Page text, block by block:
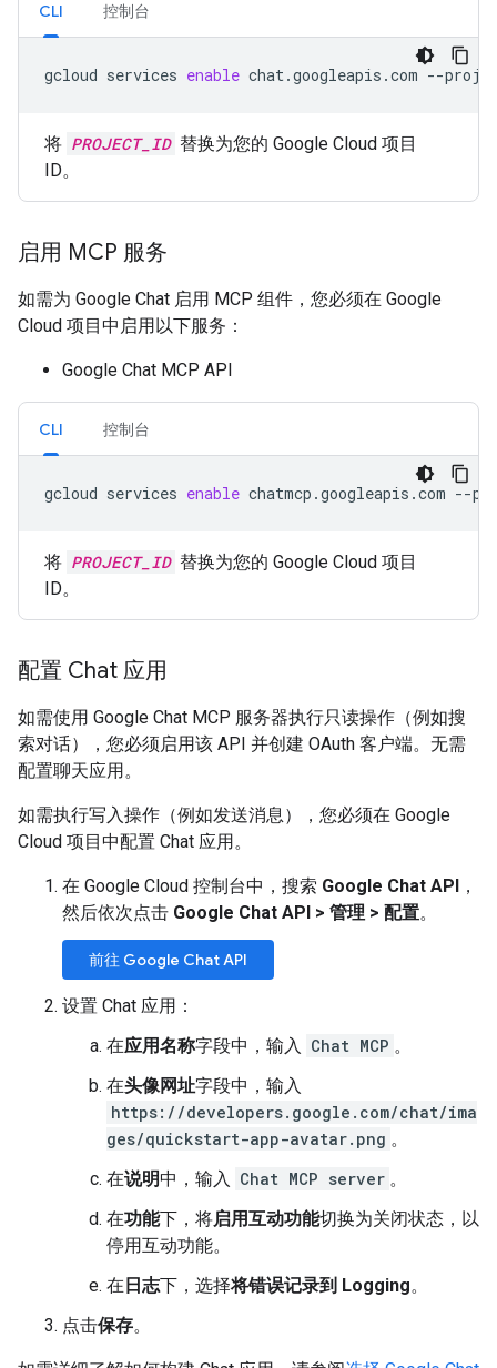
CLI 控制台
gcloud services enable chat.googleapis.com --
将 PROJECT_ID 替换为您的 Google Cloud 项目
ID。
启用 MCP 服务
如需为 Google Chat 启用 MCP 组件，您必须在 Google
Cloud 项目中启用以下服务：
Google Chat MCP API
CLI 控制台
gcloud services enable chatmcp.googleapis.com --
将 PROJECT_ID 替换为您的 Google Cloud 项目
ID。
配置 Chat 应用
如需使用 Google Chat MCP 服务器执行只读操作（例如搜
索对话），您必须启用该 API 并创建 OAuth 客户端。无需
配置聊天应用。
如需执行写入操作（例如发送消息），您必须在 Google
Cloud 项目中配置 Chat 应用。
在 Google Cloud 控制台中，搜索 Google Chat API ，
然后依次点击 Google Chat API > 管理 > 配置。
前往 Google Chat API
设置 Chat 应用：
在应用名称字段中，输入 Chat MCP 。
在头像网址字段中，输入
https://developers.google.com/chat/ima
ges/quickstart-app-avatar.png 。
在说明中，输入 Chat MCP server 。
在功能下，将启用互动功能切换为关闭状态，以
停用互动功能。
在 日志下，选择将错误记录到 Logging。
点击保存。